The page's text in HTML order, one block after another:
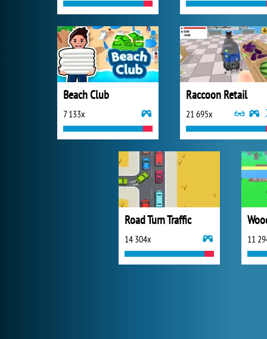
Beach Club
7 133x
Raccoon Retail
21 695x
Road Turn Traffic
14 304x 11